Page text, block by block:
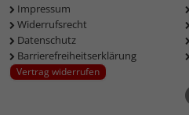
Impressum
Widerrufsrecht
Datenschutz
Barrierefreiheitserklärung
Vertrag widerrufen